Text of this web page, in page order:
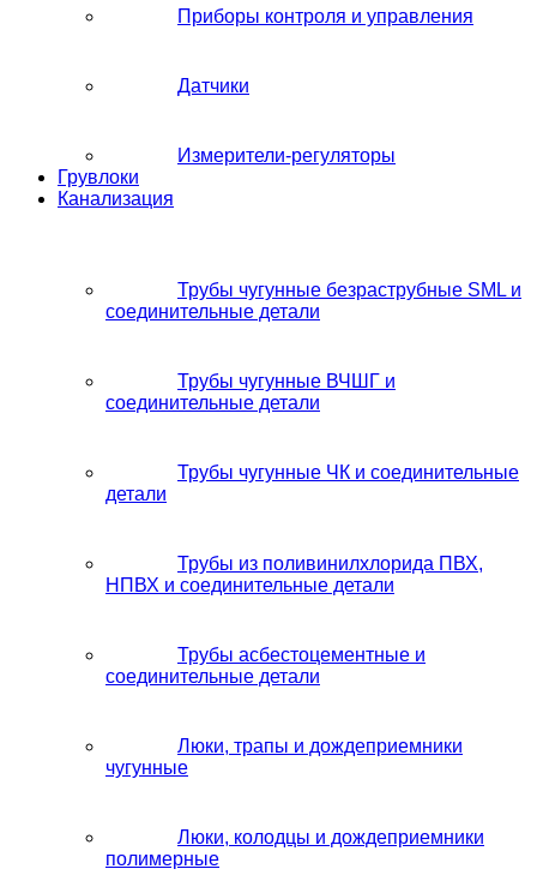
Приборы контроля и управления
Датчики
Измерители-регуляторы
Грувлоки
Канализация
Трубы чугунные безраструбные SML и
соединительные детали
Трубы чугунные ВЧШГ и
соединительные детали
Трубы чугунные ЧК и соединительные
детали
Трубы из поливинилхлорида ПВХ,
НПВХ и соединительные детали
Трубы асбестоцементные и
соединительные детали
Люки, трапы и дождеприемники
чугунные
Люки, колодцы и дождеприемники
полимерные